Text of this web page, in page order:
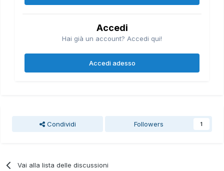
Accedi
Hai già un account? Accedi qui!
Accedi adesso
Condividi Followers 1
Vai alla lista delle discussioni